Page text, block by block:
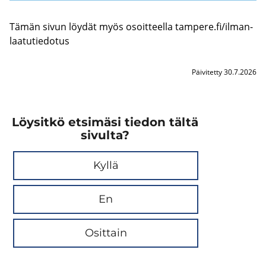
Tämän sivun löy­dät myös osoit­teel­la tam­pe­re.fi/il­man­
laa­tu­tie­do­tus
Päivitetty 30.7.2026
Löysitkö etsimäsi tiedon tältä
sivulta?
Kyllä
En
Osittain